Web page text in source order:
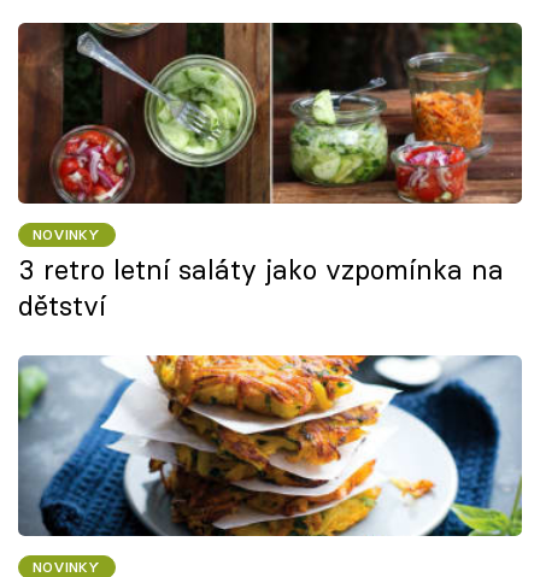
NOVINKY
3 retro letní saláty jako vzpomínka na
dětství
NOVINKY